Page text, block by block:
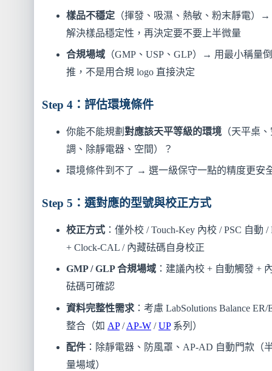
樣品不穩定（揮發、吸濕、熱敏、粉末靜電）→
解決樣品穩定性，再決定要不要上半微量
合規場域（GMP、USP、GLP）→ 用最小稱量倒
推，不是用合規 logo 直接決定
Step 4：評估環境條件
你能不能規劃 對應該天平等級的環境（天平桌、
調、除靜電器、空間）？
環境條件到不了 → 選一級保守一點的精度更安
Step 5：選對應的型號與校正方式
校正方式：僅外校 / Touch-Key 內校 / PSC 自動 /
+ Clock-CAL / 內藏砝碼自身校正
GMP / GLP 合規場域：建議內校 + 自動觸發 +
砝碼可確認
資料完整性需求：考慮 LabSolutions Balance ER/
整合（如 AP/AP-W/UP系列）
配件：除靜電器、防風罩、AP-AD 自動門款（
量場域）